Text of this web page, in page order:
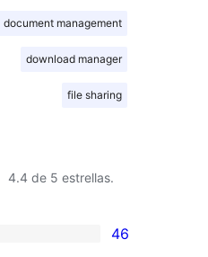
document management
download manager
file sharing
4.4 de 5 estrellas.
46